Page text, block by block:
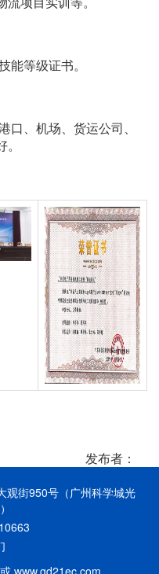
能等级证书。
口、机场、货运公司、
发布者：
观街950号（广州科学城光
或 www.gd21ec.com